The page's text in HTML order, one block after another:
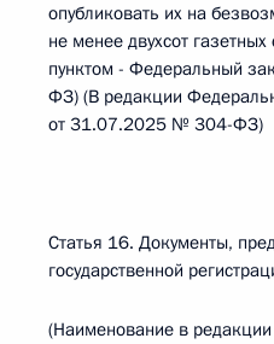
опубликовать их на
не менее двухсот
пунктом - Федеральный
ФЗ) (В редакции
от 31.07.2025 № 304-ФЗ)
Статья 16. Документы,
государственной
(Наименование в